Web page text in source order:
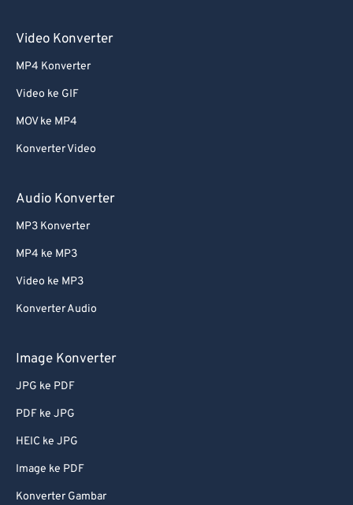
Video Konverter
MP4 Konverter
Video ke GIF
MOV ke MP4
Konverter Video
Audio Konverter
MP3 Konverter
MP4 ke MP3
Video ke MP3
Konverter Audio
Image Konverter
JPG ke PDF
PDF ke JPG
HEIC ke JPG
Image ke PDF
Konverter Gambar